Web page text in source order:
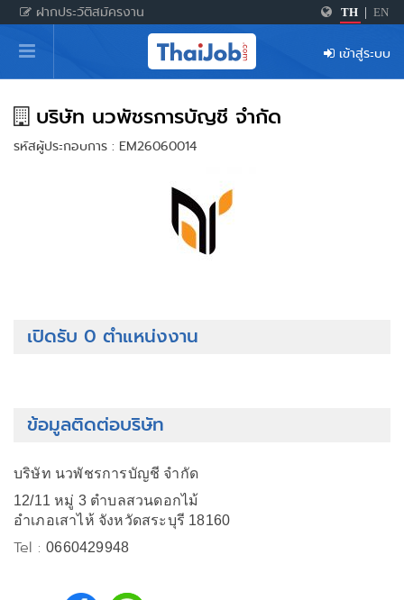
ฝากประวัติสมัครงาน TH EN
หน้าหลัก
ผู้สมัครงาน: เข้าสู่ระบบ
ฝากประวัติสมัครงาน
เกร็ดความรู้
สำหรับผู้ประกอบการ
เข้าสู่ระบบ
บริษัท นวพัชรการบัญชี จำกัด
รหัสผู้ประกอบการ : EM26060014
เปิดรับ 0 ตำแหน่งงาน
ข้อมูลติดต่อบริษัท
บริษัท นวพัชรการบัญชี จำกัด
12/11 หมู่ 3 ตำบลสวนดอกไม้
อำเภอเสาไห้ จังหวัดสระบุรี 18160
Tel :0660429948